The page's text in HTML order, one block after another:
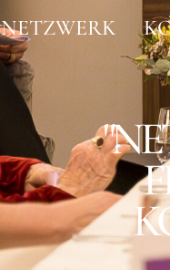
NETZWERK